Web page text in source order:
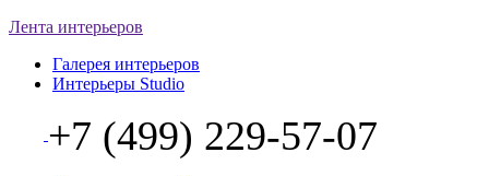
Лента интерьеров
Галерея интерьеров
Интерьеры Studio
+7 (499) 229-57-07